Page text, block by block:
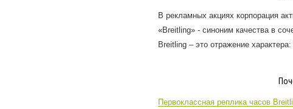
В рекламных акциях корпорация
«Breitling» - синоним качества в
Breitling – это отражение
Первоклассная реплика часов